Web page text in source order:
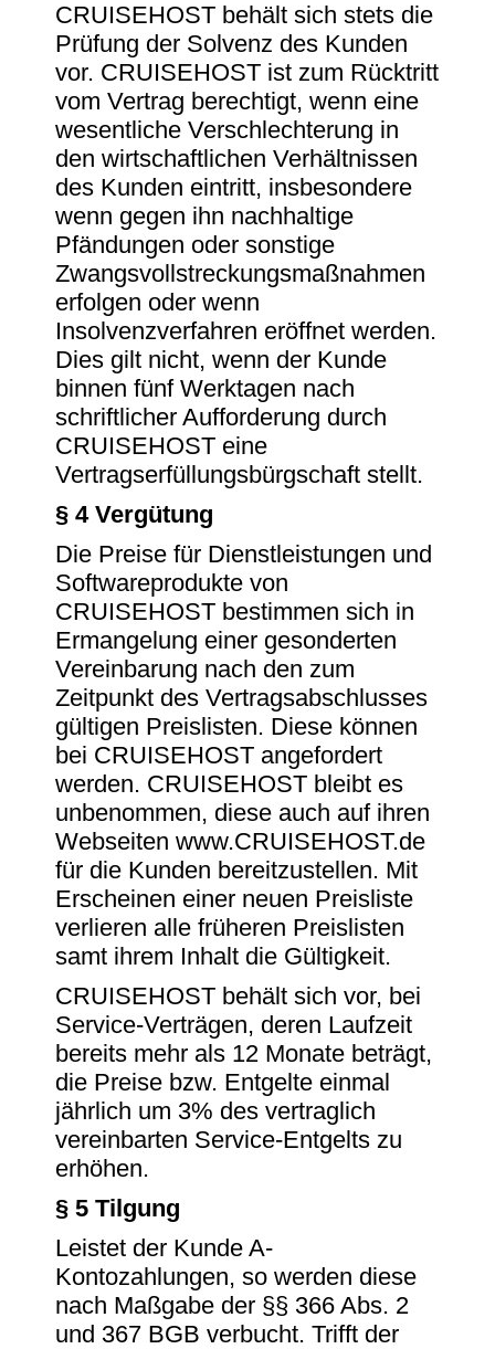
CRUISEHOST behält sich stets die
Prüfung der Solvenz des Kunden
vor. CRUISEHOST ist zum Rücktritt
vom Vertrag berechtigt, wenn eine
wesentliche Verschlechterung in
den wirtschaftlichen Verhältnissen
des Kunden eintritt, insbesondere
wenn gegen ihn nachhaltige
Pfändungen oder sonstige
Zwangsvollstreckungsmaßnahmen
erfolgen oder wenn
Insolvenzverfahren eröffnet werden.
Dies gilt nicht, wenn der Kunde
binnen fünf Werktagen nach
schriftlicher Aufforderung durch
CRUISEHOST eine
Vertragserfüllungsbürgschaft stellt.
§ 4 Vergütung
Die Preise für Dienstleistungen und
Softwareprodukte von
CRUISEHOST bestimmen sich in
Ermangelung einer gesonderten
Vereinbarung nach den zum
Zeitpunkt des Vertragsabschlusses
gültigen Preislisten. Diese können
bei CRUISEHOST angefordert
werden. CRUISEHOST bleibt es
unbenommen, diese auch auf ihren
Webseiten www.CRUISEHOST.de
für die Kunden bereitzustellen. Mit
Erscheinen einer neuen Preisliste
verlieren alle früheren Preislisten
samt ihrem Inhalt die Gültigkeit.
CRUISEHOST behält sich vor, bei
Service-Verträgen, deren Laufzeit
bereits mehr als 12 Monate beträgt,
die Preise bzw. Entgelte einmal
jährlich um 3% des vertraglich
vereinbarten Service-Entgelts zu
erhöhen.
§ 5 Tilgung
Leistet der Kunde A-
Kontozahlungen, so werden diese
nach Maßgabe der §§ 366 Abs. 2
und 367 BGB verbucht. Trifft der